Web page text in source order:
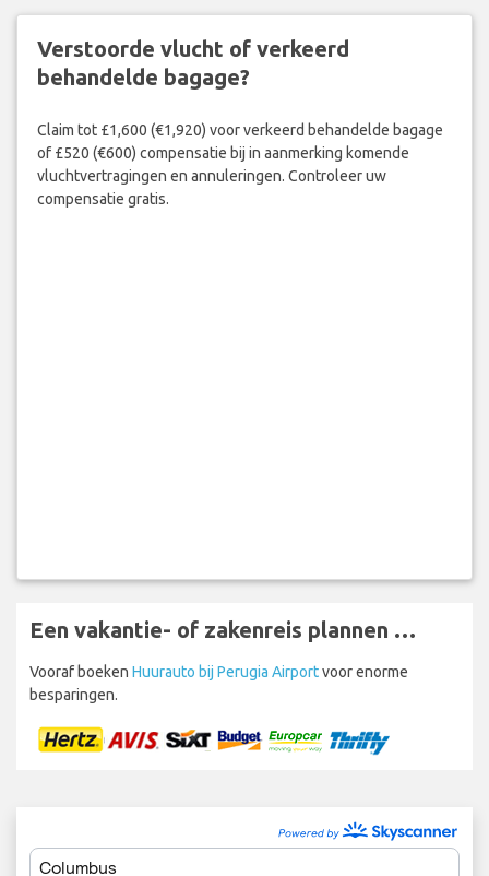
Verstoorde vlucht of verkeerd
behandelde bagage?
Claim tot £1,600 (€1,920) voor verkeerd behandelde bagage
of £520 (€600) compensatie bij in aanmerking komende
vluchtvertragingen en annuleringen. Controleer uw
compensatie gratis.
Een vakantie- of zakenreis plannen …
Vooraf boeken Huurauto bij Perugia Airportvoor enorme
besparingen.